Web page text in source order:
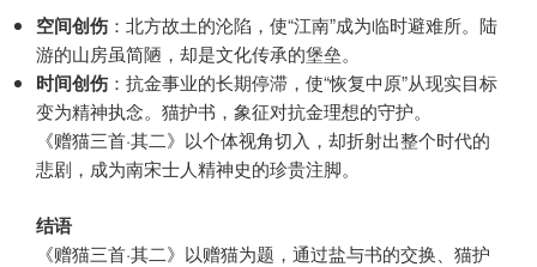
空间创伤 ：北方故土的沦陷，使“江南”成为临时避难所。陆
游的山房虽简陋，却是文化传承的堡垒。
时间创伤 ：抗金事业的长期停滞，使“恢复中原”从现实目标
变为精神执念。猫护书，象征对抗金理想的守护。
《赠猫三首·其二》以个体视角切入，却折射出整个时代的
悲剧，成为南宋士人精神史的珍贵注脚。
结语
《赠猫三首·其二》以赠猫为题，通过盐与书的交换、猫护